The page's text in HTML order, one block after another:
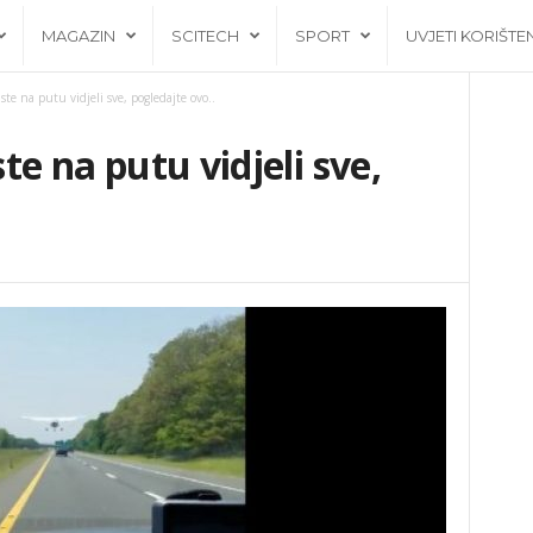
MAGAZIN SCITECH SPORT UVJETI
na putu vidjeli sve, pogledajte ovo..
na putu vidjeli sve,